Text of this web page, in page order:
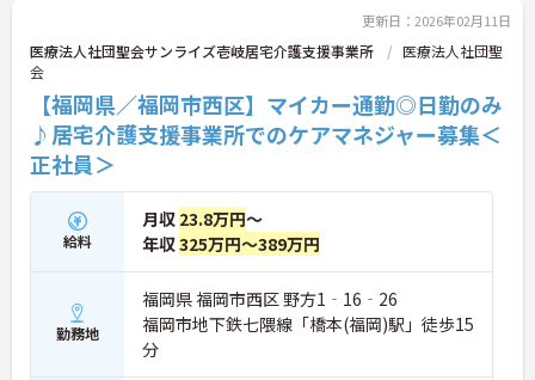
更新日：2026年02月11日
医療法人社団聖会サンライズ壱岐居宅介護支援事業所
医療法人社団聖
会
【福岡県／福岡市西区】マイカー通勤◎日勤のみ
♪居宅介護支援事業所でのケアマネジャー募集＜
正社員＞
給料
月収 23.8万円～
年収325万円～389万円
勤務地
福岡県 福岡市西区 野方1‐16‐26
福岡市地下鉄七隈線「橋本(福岡)駅」徒歩15
分